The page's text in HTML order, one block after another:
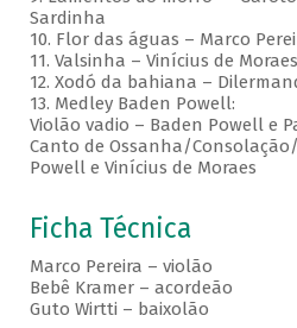
Sardinha
10. Flor das águas – Marco
11. Valsinha – Vinícius de
12. Xodó da bahiana –
13. Medley Baden Powell:
Violão vadio – Baden Powell e
Canto de Ossanha/
Powell e Vinícius de Moraes
Ficha Técnica
Marco Pereira – violão
Bebê Kramer – acordeão
Guto Wirtti – baixolão